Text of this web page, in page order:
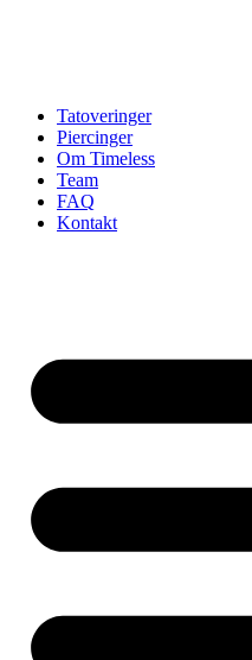
Tatoveringer
Piercinger
Om Timeless
Team
FAQ
Kontakt